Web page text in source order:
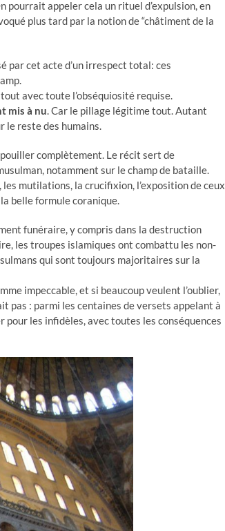
appeler cela un rituel d’expulsion, en
plus tard par la notion de “châtiment de la
par cet acte d’un irrespect total: ces
avec toute l’obséquiosité requise.
mis à nu. Car le pillage légitime tout. Autant
le reste des humains.
complètement. Le récit sert de
notamment sur le champ de bataille.
mutilations, la crucifixion, l’exposition de ceux
belle formule coranique.
funéraire, y compris dans la destruction
les troupes islamiques ont combattu les non-
qui sont toujours majoritaires sur la
impeccable, et si beaucoup veulent l’oublier,
pas : parmi les centaines de versets appelant à
les infidèles, avec toutes les conséquences